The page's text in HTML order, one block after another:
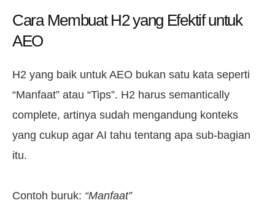
Cara Membuat H2 yang Efektif untuk
AEO
H2 yang baik untuk AEO bukan satu kata seperti
“Manfaat” atau “Tips”. H2 harus semantically
complete, artinya sudah mengandung konteks
yang cukup agar AI tahu tentang apa sub-bagian
itu.
Contoh buruk: “Manfaat”